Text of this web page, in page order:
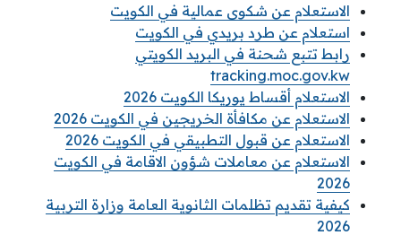
الاستعلام عن شكوى عمالية في الكويت
استعلام عن طرد بريدي في الكويت
رابط تتبع شحنة في البريد الكويتي
tracking.moc.gov.kw
الاستعلام أقساط يوريكا الكويت 2026
الاستعلام عن مكافأة الخريجين في الكويت 2026
الاستعلام عن قبول التطبيقي في الكويت 2026
الاستعلام عن معاملات شؤون الاقامة في الكويت
2026
كيفية تقديم تظلمات الثانوية العامة وزارة التربية
2026